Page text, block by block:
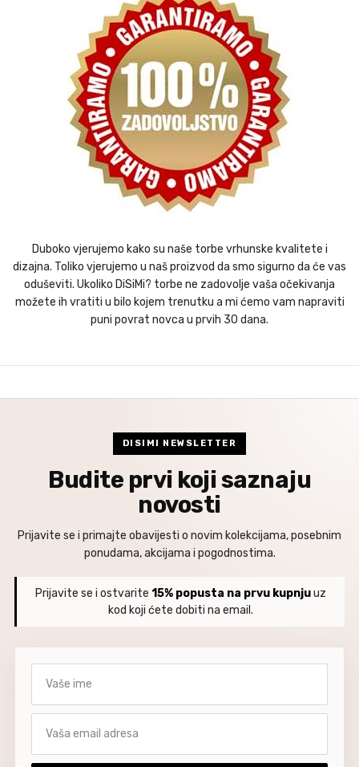
Duboko vjerujemo kako su naše torbe vrhunske kvalitete i
dizajna. Toliko vjerujemo u naš proizvod da smo sigurno da će vas
oduševiti. Ukoliko DiSiMi? torbe ne zadovolje vaša očekivanja
možete ih vratiti u bilo kojem trenutku a mi ćemo vam napraviti
puni povrat novca u prvih 30 dana.
DISIMI NEWSLETTER
Budite prvi koji saznaju
novosti
Prijavite se i primajte obavijesti o novim kolekcijama, posebnim
ponudama, akcijama i pogodnostima.
Prijavite se i ostvarite 15% popusta na prvu kupnjuuz
kod koji ćete dobiti na email.